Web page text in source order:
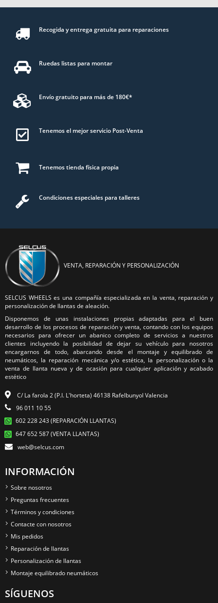
Recogida y entrega gratuita para reparaciones
Ruedas listas para montar
Envío gratuito para más de 180€*
Tenemos el mejor servicio Post-Venta
Tenemos tienda física propia
Condiciones especiales para talleres
VENTA, REPARACIÓN Y PERSONALIZACIÓN
SELCUS WHEELS es una compañía especializada en la venta, reparación y
personalización de llantas de aleación.
Disponemos de unas instalaciones propias adaptadas para el buen
desarrollo de los procesos de reparación y venta, contando con los equipos
necesarios para ofrecer un abanico completo de servicios a nuestros
clientes incluyendo la posibilidad de dejar su vehículo para nosotros
encargarnos de todo, abarcando desde el montaje y equilibrado de
neumáticos, la reparación mecánica y/o estética, la personalización o la
venta de llanta nueva y de ocasión para cualquier aplicación y acabado
estético
C/ La farola 2 (P.I. L'horteta) 46138 Rafelbunyol Valencia
96 011 10 55
602 228 243 (REPARACIÓN LLANTAS)
647 652 587 (VENTA LLANTAS)
web@selcus.com
INFORMACIÓN
Sobre nosotros
Preguntas frecuentes
Términos y condiciones
Contacte con nosotros
Mis pedidos
Reparación de llantas
Personalización de llantas
Montaje equilibrado neumáticos
SÍGUENOS